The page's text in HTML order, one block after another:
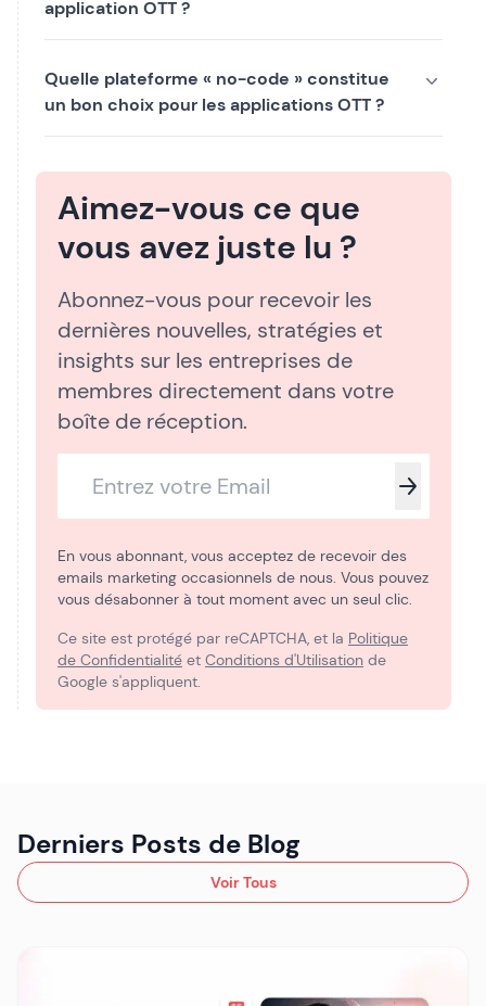
application OTT ?
Quelle plateforme « no-code » constitue
un bon choix pour les applications OTT ?
Aimez-vous ce que
vous avez juste lu ?
Abonnez-vous pour recevoir les
dernières nouvelles, stratégies et
insights sur les entreprises de
membres directement dans votre
boîte de réception.
En vous abonnant, vous acceptez de recevoir des
emails marketing occasionnels de nous. Vous pouvez
vous désabonner à tout moment avec un seul clic.
Ce site est protégé par reCAPTCHA, et la Politique
de Confidentialité et Conditions d'Utilisation de
Google s'appliquent.
Derniers Posts de Blog
Voir Tous